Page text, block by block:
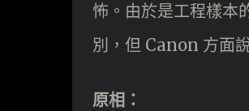
怖。由於是工程樣本
別，但 Canon 方面
原相：